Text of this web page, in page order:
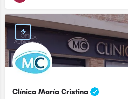
Clínica María Cristina